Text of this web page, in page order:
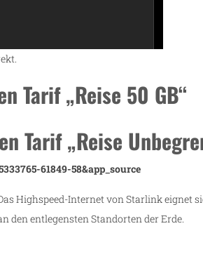
Tarif „Reise 50 GB“
Tarif „Reise
61849-58&app_source
Highspeed-Internet von Starlink eignet
den entlegensten Standorten der Erde.